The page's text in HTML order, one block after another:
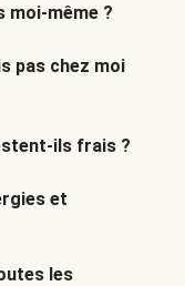
moi-même ?
pas chez moi
ils frais ?
et
les